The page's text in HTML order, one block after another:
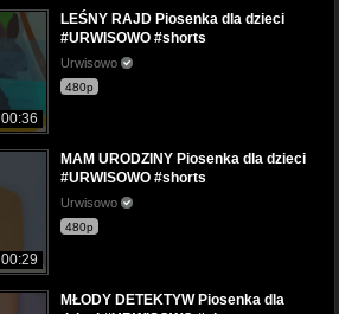
00:36
LEŚNY RAJD Piosenka dla dzieci
#URWISOWO #shorts
Urwisowo
480p
00:29
MAM URODZINY Piosenka dla dzieci
#URWISOWO #shorts
Urwisowo
480p
MŁODY DETEKTYW Piosenka dla